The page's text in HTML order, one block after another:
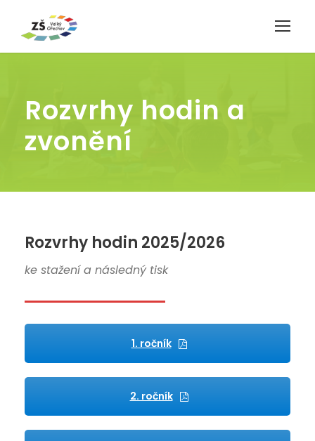
Rozvrhy hodin a
zvonění
Rozvrhy hodin 2025/2026
ke stažení a následný tisk
1. ročník
2. ročník